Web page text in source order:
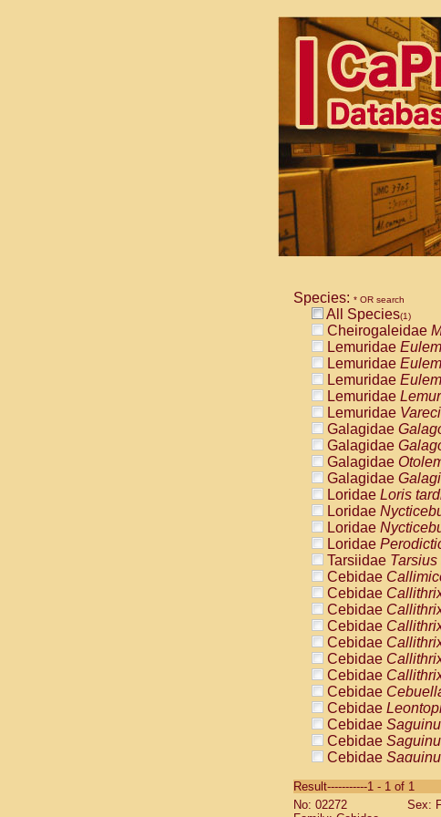
Species: * OR search
All Species(1)
Cheirogaleidae
Lemuridae
Lemuridae
Lemuridae
Lemuridae
Lemuridae
Galagidae
Galagidae
Galagidae
Galagidae
Loridae Loris
Loridae
Loridae
Loridae
Tarsiidae Tarsius
Cebidae
Cebidae
Cebidae
Cebidae
Cebidae
Cebidae
Cebidae
Cebidae
Cebidae
Cebidae
Cebidae
Cebidae
Cebidae
Cebidae
Result-----------1 - 1 of 1
No: 02272
Sex: